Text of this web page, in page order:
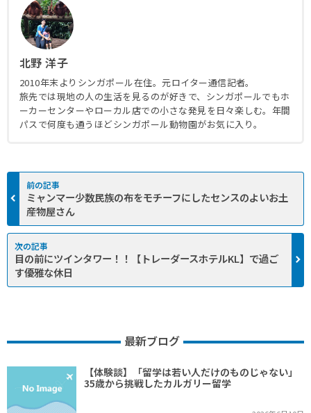
北野 洋子
2010年末よりシンガポール在住。元ロイター通信記者。
旅先では現地の人の生活を見るのが好きで、シンガポールでもホ
ーカーセンターやローカル店での小さな発見を日々楽しむ。年間
パスで何度も通うほどシンガポール動物園がお気に入り。
ミャンマー少数民族の布をモチーフにしたセンスのよいお土
産物屋さん
目の前にツインタワー！！【トレーダースホテルKL】で過ご
す優雅な休日
最新ブログ
【体験談】「留学は若い人だけのものじゃない」
35歳から挑戦したカルガリー留学